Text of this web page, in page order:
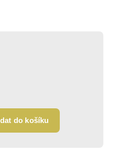
do košíku